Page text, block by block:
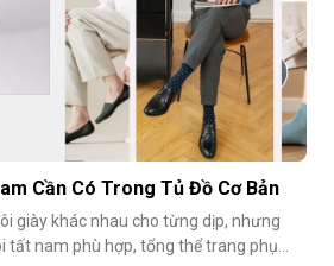
Cần Có Trong Tủ Đồ Cơ Bản
giày khác nhau cho từng dịp, nhưng
tất nam phù hợp, tổng thể trang phục